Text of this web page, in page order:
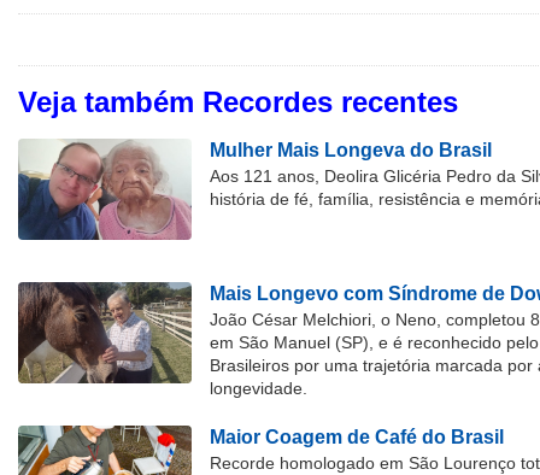
Veja também Recordes recentes
Mulher Mais Longeva do Brasil
Aos 121 anos, Deolira Glicéria Pedro da
história de fé, família, resistência e
Mais Longevo com Síndrome de
João César Melchiori, o Neno, completou
em São Manuel (SP), e é reconhecido
Brasileiros por uma trajetória marcada por
longevidade.
Maior Coagem de Café do Brasil
Recorde homologado em São Lourenço